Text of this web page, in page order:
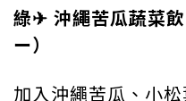
綠✈︎ 沖繩苦瓜蔬菜
ー）
加入沖繩苦瓜、小